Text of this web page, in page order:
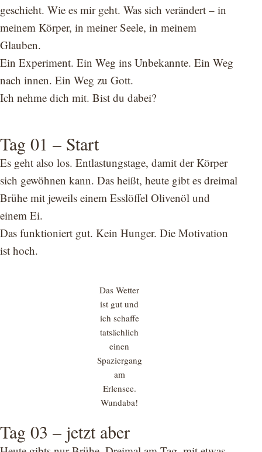
geschieht. Wie es mir geht. Was sich verändert – in
meinem Körper, in meiner Seele, in meinem
Glauben.
Ein Experiment. Ein Weg ins Unbekannte. Ein Weg
nach innen. Ein Weg zu Gott.
Ich nehme dich mit. Bist du dabei?
Tag 01 – Start
Es geht also los. Entlastungstage, damit der Körper
sich gewöhnen kann. Das heißt, heute gibt es dreimal
Brühe mit jeweils einem Esslöffel Olivenöl und
einem Ei.
Das funktioniert gut. Kein Hunger. Die Motivation
ist hoch.
Das Wetter
ist gut und
ich schaffe
tatsächlich
einen
Spaziergang
am
Erlensee.
Wundaba!
Tag 03 – jetzt aber